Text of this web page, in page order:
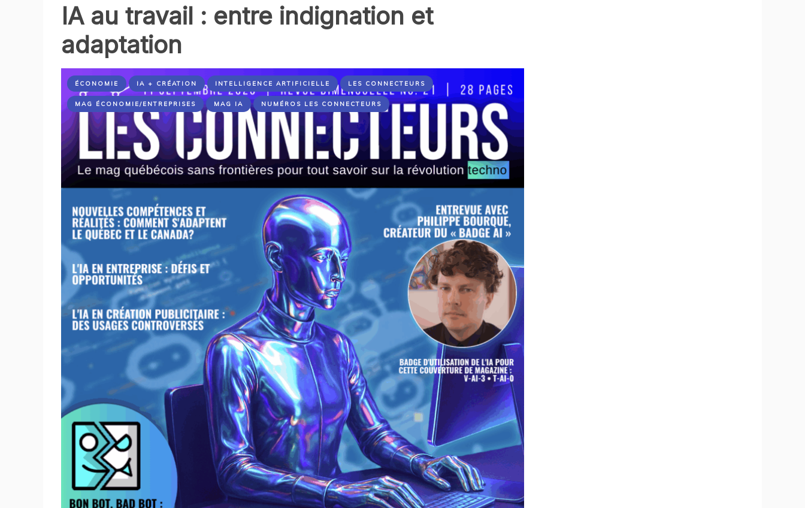
IA au travail : entre indignation et
adaptation
ÉCONOMIE IA + CRÉATION INTELLIGENCE ARTIFICIELLE LES CONNECTEURS
MAG ÉCONOMIE/ENTREPRISES MAG IA NUMÉROS LES CONNECTEURS